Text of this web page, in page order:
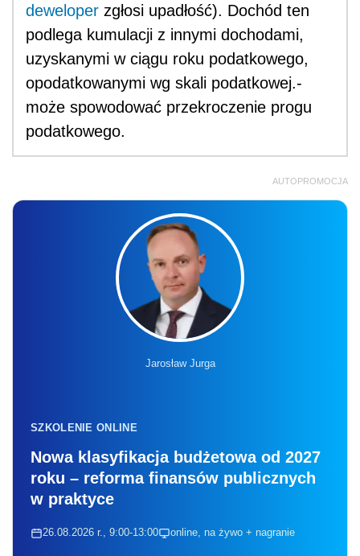
deweloper zgłosi upadłość). Dochód ten
podlega kumulacji z innymi dochodami,
uzyskanymi w ciągu roku podatkowego,
opodatkowanymi wg skali podatkowej.-
może spowodować przekroczenie progu
podatkowego.
AUTOPROMOCJA
Jarosław Jurga
SZKOLENIE ONLINE
Nowa klasyfikacja budżetowa od 2027
roku – reforma finansów publicznych
w praktyce
26.08.2026 r., 9:00-13:00 online, na żywo + nagranie